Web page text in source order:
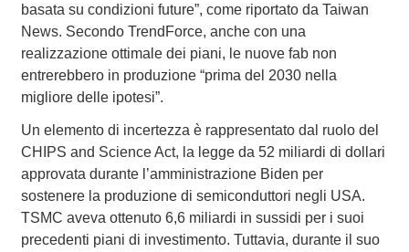
basata su condizioni future”, come riportato da Taiwan
News. Secondo TrendForce, anche con una
realizzazione ottimale dei piani, le nuove fab non
entrerebbero in produzione “prima del 2030 nella
migliore delle ipotesi”.
Un elemento di incertezza è rappresentato dal ruolo del
CHIPS and Science Act, la legge da 52 miliardi di dollari
approvata durante l’amministrazione Biden per
sostenere la produzione di semiconduttori negli USA.
TSMC aveva ottenuto 6,6 miliardi in sussidi per i suoi
precedenti piani di investimento. Tuttavia, durante il suo